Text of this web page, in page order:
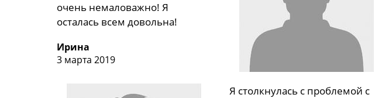
очень немаловажно! Я
осталась всем довольна!
Ирина
3 марта 2019
Я столкнулась с проблемой с